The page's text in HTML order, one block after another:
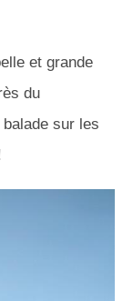
et grande
du
sur les